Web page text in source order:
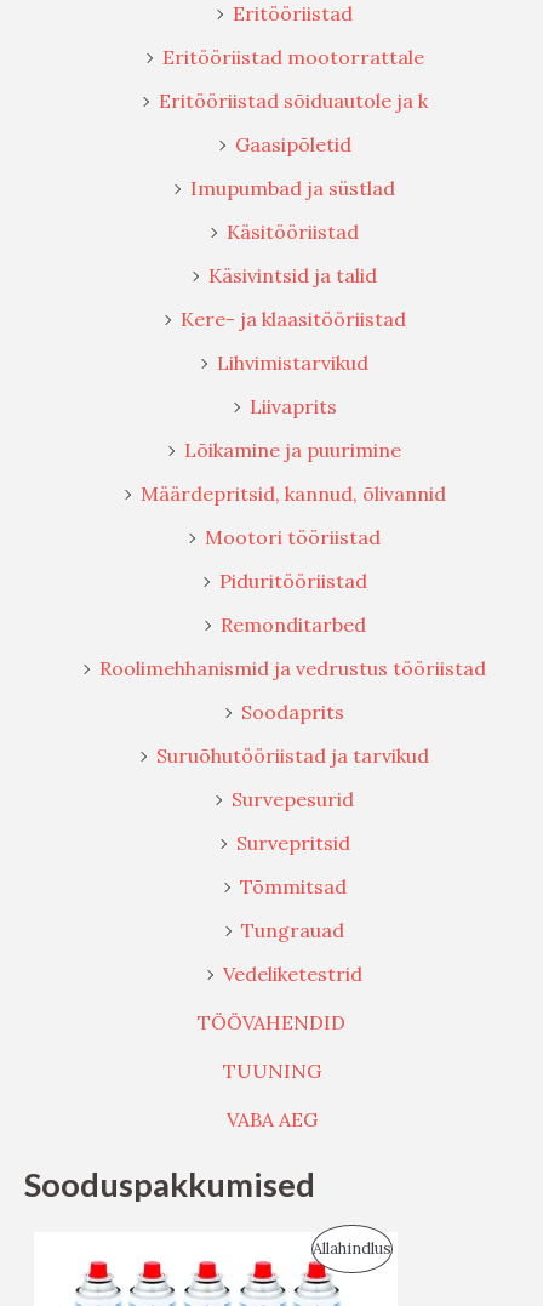
Eritööriistad
Eritööriistad mootorrattale
Eritööriistad sõiduautole ja k
Gaasipõletid
Imupumbad ja süstlad
Käsitööriistad
Käsivintsid ja talid
Kere- ja klaasitööriistad
Lihvimistarvikud
Liivaprits
Lõikamine ja puurimine
Määrdepritsid, kannud, õlivannid
Mootori tööriistad
Piduritööriistad
Remonditarbed
Roolimehhanismid ja vedrustus tööriistad
Soodaprits
Suruõhutööriistad ja tarvikud
Survepesurid
Survepritsid
Tõmmitsad
Tungrauad
Vedeliketestrid
TÖÖVAHENDID
TUUNING
VABA AEG
Sooduspakkumised
AllahindlusS